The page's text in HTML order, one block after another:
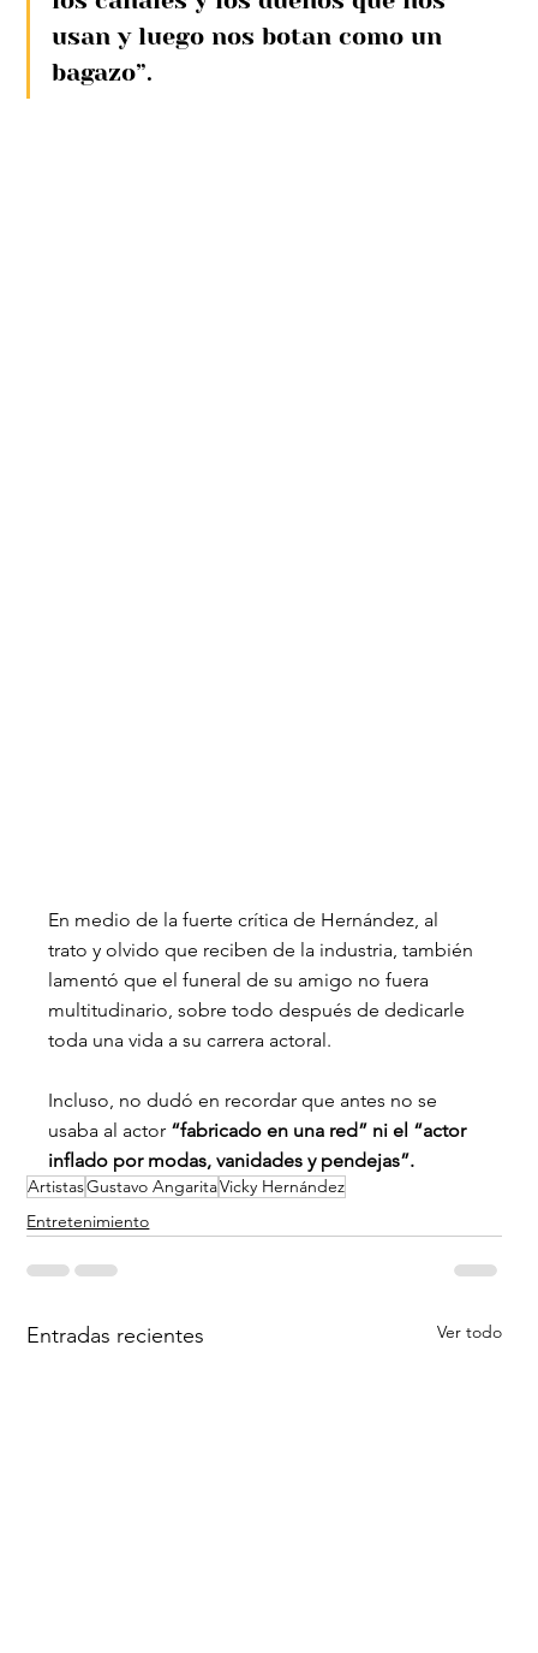
usan y luego nos botan como un
bagazo”.
En medio de la fuerte crítica de Hernández, al
trato y olvido que reciben de la industria, también
lamentó que el funeral de su amigo no fuera
multitudinario, sobre todo después de dedicarle
toda una vida a su carrera actoral.
Incluso, no dudó en recordar que antes no se
usaba al actor “fabricado en una red” ni el “actor
inflado por modas, vanidades y pendejas”.
ArtistasGustavo AngaritaVicky Hernández
Entretenimiento
Entradas recientes Ver todo